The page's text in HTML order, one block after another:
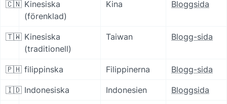
🇨🇳 Kinesiska
(förenklad)
Kina Bloggsida
🇹🇼 Kinesiska
(traditionell)
Taiwan Blogg-sida
🇵🇭 filippinska Filippinerna Blogg-sida
🇮🇩 Indonesiska Indonesien Bloggsida